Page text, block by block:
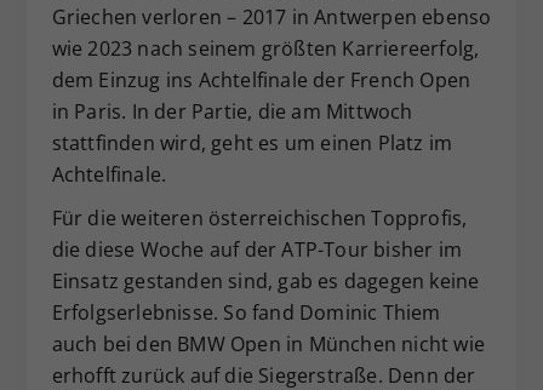
Griechen verloren – 2017 in Antwerpen ebenso
wie 2023 nach seinem größten Karriereerfolg,
dem Einzug ins Achtelfinale der French Open
in Paris. In der Partie, die am Mittwoch
stattfinden wird, geht es um einen Platz im
Achtelfinale.
Für die weiteren österreichischen Topprofis,
die diese Woche auf der ATP-Tour bisher im
Einsatz gestanden sind, gab es dagegen keine
Erfolgserlebnisse. So fand Dominic Thiem
auch bei den BMW Open in München nicht wie
erhofft zurück auf die Siegerstraße. Denn der